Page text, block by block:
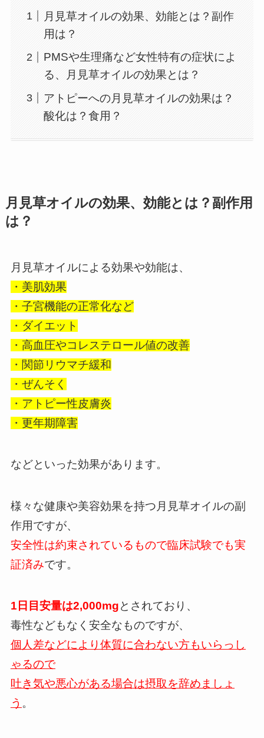
月見草オイルの効果、効能とは？副作
用は？
PMSや生理痛など女性特有の症状によ
る、月見草オイルの効果とは？
アトピーへの月見草オイルの効果は？
酸化は？食用？
月見草オイルの効果、効能とは？副作用
は？
月見草オイルによる効果や効能は、
・美肌効果
・子宮機能の正常化など
・ダイエット
・高血圧やコレステロール値の改善
・関節リウマチ緩和
・ぜんそく
・アトピー性皮膚炎
・更年期障害
などといった効果があります。
様々な健康や美容効果を持つ月見草オイルの副
作用ですが、
安全性は約束されているもので臨床試験でも実
証済みです。
1日目安量は2,000mgとされており、
毒性などもなく安全なものですが、
個人差などにより体質に合わない方もいらっし
ゃるので
吐き気や悪心がある場合は摂取を辞めましょ
う 。